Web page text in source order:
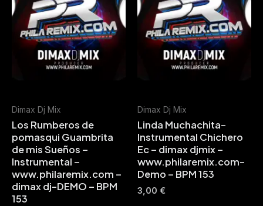
Dimax Dj Mix
Los Rumberos de
pomasqui Guambrita
de mis Sueños –
Instrumental –
www.philaremix.com –
dimax dj-DEMO – BPM
153
Dimax Dj Mix
Linda Muchachita-
Instrumental Chichero
Ec – dimax djmix –
www.philaremix.com-
Demo – BPM 153
3,00 €